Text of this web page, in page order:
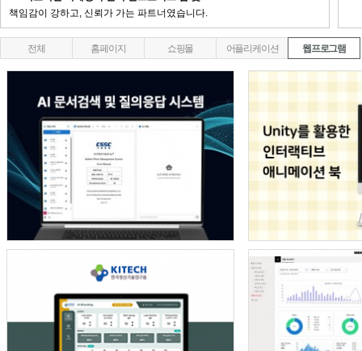
늘 최선을 다해 적극적으로 개발에 임해주셔서 무사히 잘 마칠 수 …
업체 정보 제공 서비스 안드로이드 웹앱 …
전문적이고 피드백이 빠르게 작업 해주신 점에 대해서 감사드립니다 …
10.00
사장님의 경험에서 우러나온 순조롭고 깔끔한 일 진행으로 잘 마무리…
위치 기반 식당 정보 제공 및 메뉴판 제…
까다로운 부분이 있었는데도, 전부 잘 맞춰서 제작해주셨습니다. …
데이팅 하이브리드 앱 디자인 및 개발
기술에 대한 전문성을 가진 대표님이 직접 계약과 조율을 해서 좋았…
10.00
o2o 해외 통역 가이드 매칭 앱 서비스…
좀 늦기는 했지만 생각보다 더 잘 만들어 주었습니다. 만들다보니 …
제지 판매 웹 및 모바일앱 쇼핑몰 구축
빠른 시일 내에 웹, 모바일, 안드로이드, 애플 애플리케이션까지 …
전체 홈페이지 쇼핑몰 어플리케이션 웹프로그램